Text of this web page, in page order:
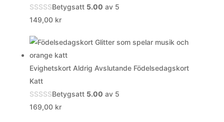
Betygsatt 5.00 av 5
149,00 kr
Evighetskort Aldrig Avslutande Födelsedagskort
Katt
Betygsatt 5.00 av 5
169,00 kr